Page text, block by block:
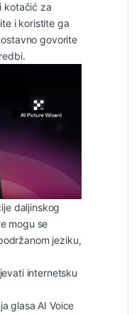
kotačić za
i koristite ga
govorite
daljinskog
mogu se
jeziku,
internetsku
glasa AI Voice